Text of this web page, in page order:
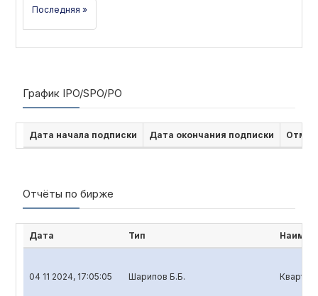
Последняя »
График IPO/SPO/PO
Дата начала подписки Дата окончания подписки
Отчёты по бирже
Дата Тип
04 11 2024, 17:05:05 Шарипов Б.Б.